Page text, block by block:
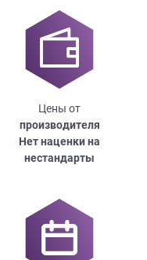
Цены от
производителя
Нет наценки на
нестандарты